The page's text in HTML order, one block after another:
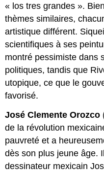
« los tres grandes ».
thèmes similaires,
artistique différent.
scientifiques à ses
montré pessimiste dans
politiques, tandis que
utopique, ce que le
favorisé.
José Clemente Orozco
de la révolution
pauvreté et a
dès son plus jeune âge.
dessinateur mexicain